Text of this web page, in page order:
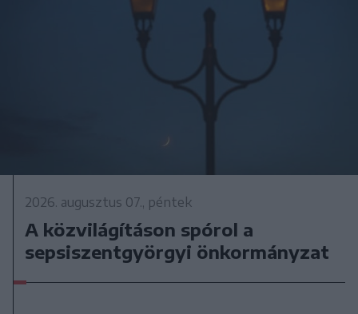
2026. augusztus 07., péntek
A közvilágításon spórol a
sepsiszentgyörgyi önkormányzat